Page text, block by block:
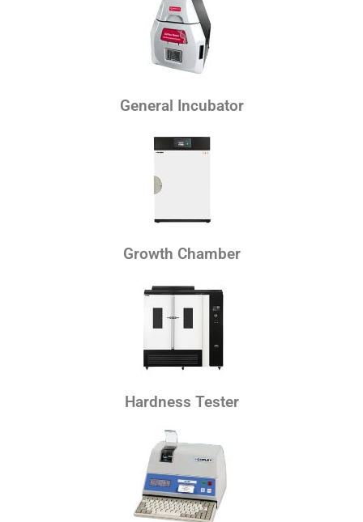
General Incubator
Growth Chamber
Hardness Tester